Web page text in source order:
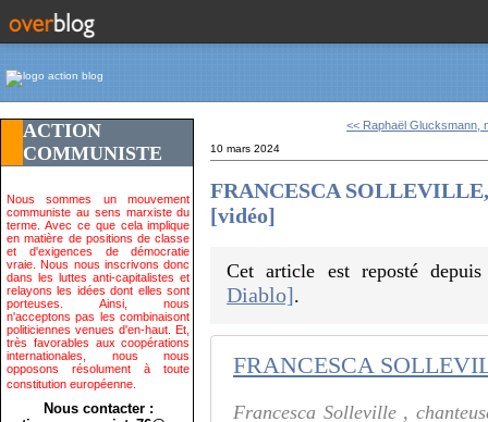
ACTION
COMMUNISTE
Nous sommes un mouvement
communiste au sens marxiste du
terme. Avec ce que cela implique
en matière de positions de classe
et d'exigences de démocratie
vraie. Nous nous inscrivons donc
dans les luttes anti-capitalistes et
relayons les idées dont elles sont
porteuses. Ainsi, nous
n'acceptons pas les combinaisont
politiciennes venues d'en-haut. Et,
très favorables aux coopérations
internationales, nous nous
opposons résolument à toute
constitution européenne.
Nous contacter :
<< Raphaël Glucksmann,
10 mars 2024
FRANCESCA
[vidéo]
Cet article est reposté
Diablo].
Francesca Solleville ,